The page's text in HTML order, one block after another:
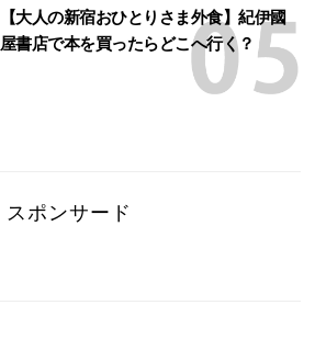
【大人の新宿おひとりさま外食】紀伊國
屋書店で本を買ったらどこへ行く？
スポンサード